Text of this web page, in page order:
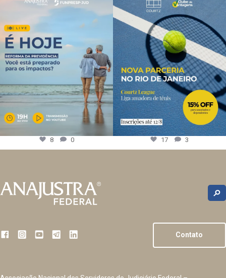
8 0 17 3
Contato